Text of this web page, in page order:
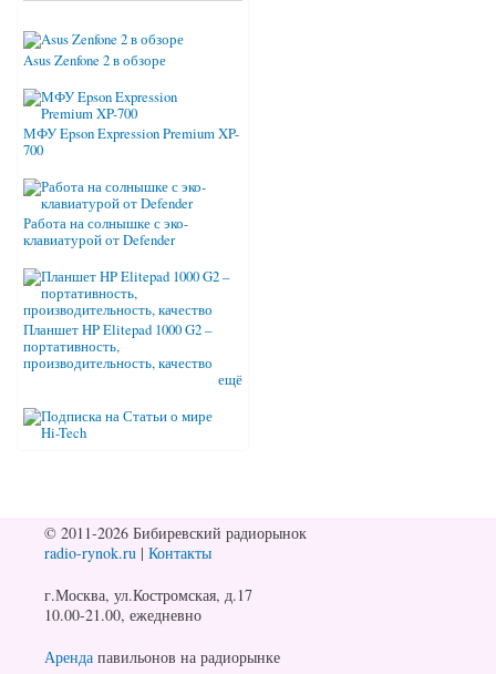
Asus Zenfone 2 в обзоре
МФУ Epson Expression Premium XP-
700
Работа на солнышке с эко-
клавиатурой от Defender
Планшет HP Elitepad 1000 G2 –
портативность,
производительность, качество
ещё
© 2011-2026 Бибиревский радиорынок
radio-rynok.ru | Контакты
г.Москва, ул.Костромская, д.17
10.00-21.00, ежедневно
Аренда павильонов на радиорынке